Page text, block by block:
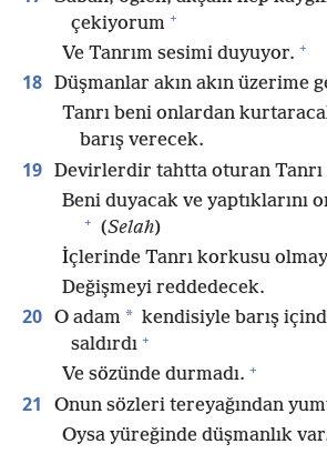
çekiyorum +
Ve Tanrım sesimi duyuyor. +
18 Düşmanlar akın akın üzerime
Tanrı beni onlardan
barış verecek.
19 Devirlerdir tahtta oturan Tanrı
Beni duyacak ve yaptıklarını
+ (Selah)
İçlerinde Tanrı korkusu
Değişmeyi reddedecek.
20 O adam * kendisiyle barış
saldırdı +
Ve sözünde durmadı. +
21 Onun sözleri tereyağından
Oysa yüreğinde düşmanlık